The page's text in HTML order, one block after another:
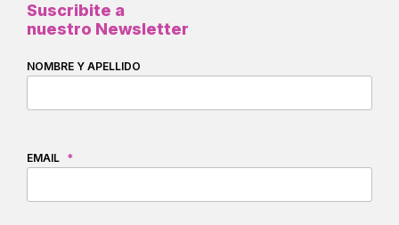
Suscribite a
nuestro Newsletter
NOMBRE Y APELLIDO
EMAIL *